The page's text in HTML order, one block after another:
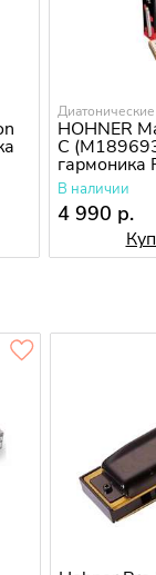
HOHNER
C
гармоника
курс
В наличии
4 990 р.